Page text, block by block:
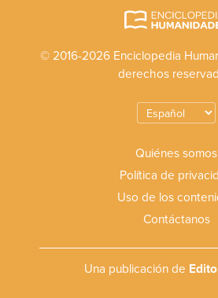
© 2016-2026 Enciclopedia
derechos
Quiénes somos
Política de
Uso de los
Contáctanos
Una publicación de